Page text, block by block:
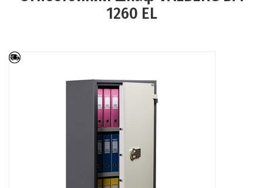
1260 EL